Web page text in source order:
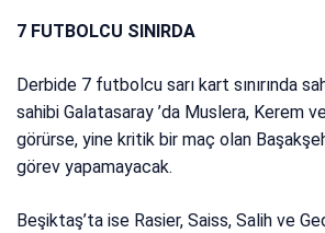
7 FUTBOLCU SINIRDA
Derbide 7 futbolcu sarı kart sınırında
sahibi Galatasaray ’da Muslera, Kerem
görürse, yine kritik bir maç olan
görev yapamayacak.
Beşiktaş’ta ise Rasier, Saiss, Salih ve